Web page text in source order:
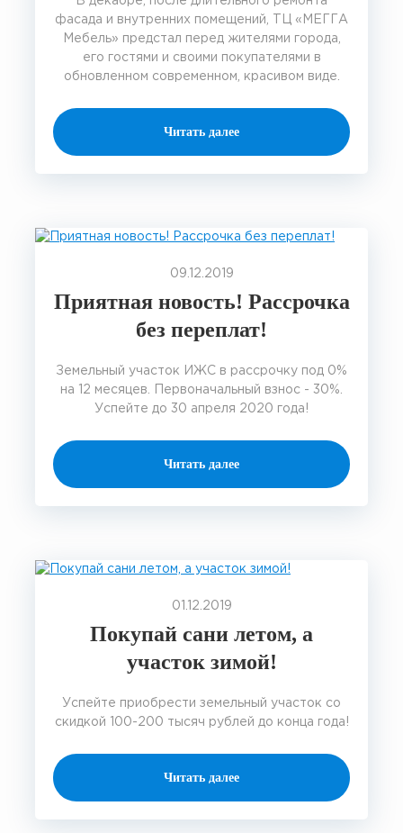
фасада и внутренних помещений, ТЦ «МЕГГА
Мебель» предстал перед жителями города,
его гостями и своими покупателями в
обновленном современном, красивом виде.
Читать далее
09.12.2019
Приятная новость! Рассрочка
без переплат!
Земельный участок ИЖС в рассрочку под 0%
на 12 месяцев. Первоначальный взнос - 30%.
Успейте до 30 апреля 2020 года!
Читать далее
01.12.2019
Покупай сани летом, а
участок зимой!
Успейте приобрести земельный участок со
скидкой 100-200 тысяч рублей до конца года!
Читать далее